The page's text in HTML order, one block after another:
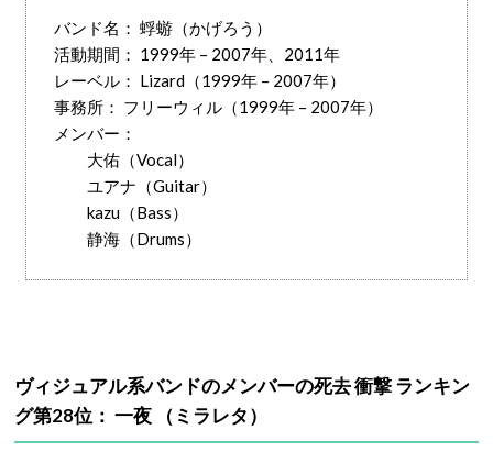
バンド名： 蜉蝣（かげろう）
活動期間： 1999年 – 2007年、2011年
レーベル： Lizard（1999年 – 2007年）
事務所： フリーウィル（1999年 – 2007年）
メンバー：
大佑（Vocal）
ユアナ（Guitar）
kazu（Bass）
静海（Drums）
ヴィジュアル系バンドのメンバーの死去 衝撃 ランキン
グ第28位： 一夜 （ミラレタ）